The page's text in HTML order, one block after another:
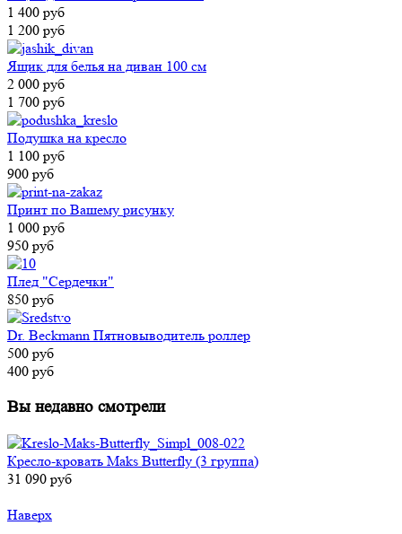
1 400 руб
1 200 руб
Ящик для белья на диван 100 см
2 000 руб
1 700 руб
Подушка на кресло
1 100 руб
900 руб
Принт по Вашему рисунку
1 000 руб
950 руб
Плед "Сердечки"
850 руб
Dr. Beckmann Пятновыводитель роллер
500 руб
400 руб
Вы недавно смотрели
Кресло-кровать Maks Butterfly (3 группа)
31 090 руб
Наверх